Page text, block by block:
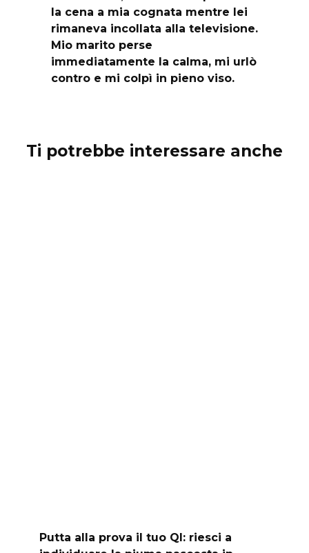
la cena a mia cognata mentre lei
rimaneva incollata alla televisione.
Mio marito perse
immediatamente la calma, mi urlò
contro e mi colpì in pieno viso.
Ti potrebbe interessare anche
Putta alla prova il tuo QI: riesci a